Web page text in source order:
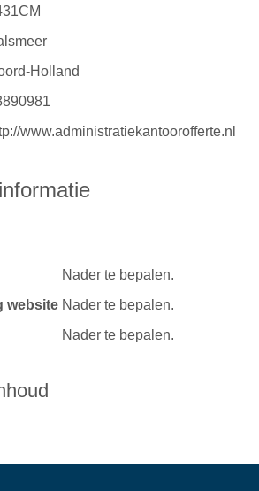
Holland
www.administratiekantoorofferte.nl
Nader te bepalen.
website Nader te bepalen.
Nader te bepalen.